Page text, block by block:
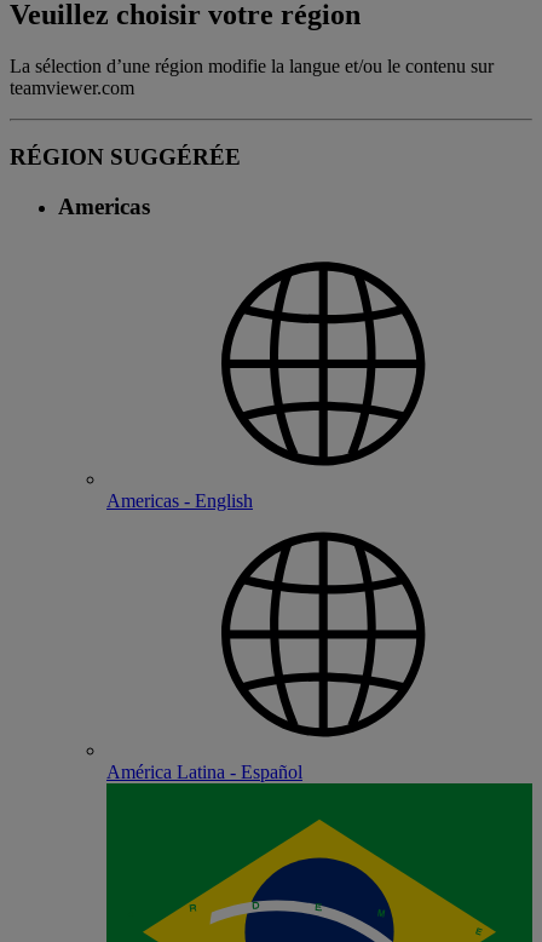
Veuillez choisir votre région
La sélection d’une région modifie la langue et/ou le contenu sur
teamviewer.com
RÉGION SUGGÉRÉE
Americas
Americas - English
América Latina - Español